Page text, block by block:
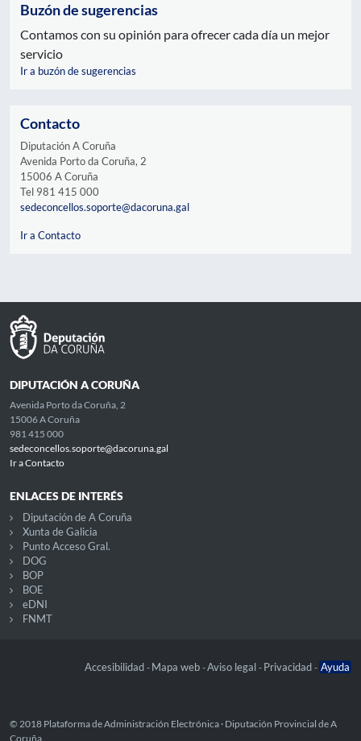
Buzón de sugerencias
Contamos con su opinión para ofrecer cada día un mejor
servicio
Ir a buzón de sugerencias
Contacto
Diputación A Coruña
Avenida Porto da Coruña, 2
15006 A Coruña
Tel 981 415 000
sedeconcellos.soporte@dacoruna.gal
Ir a Contacto
DIPUTACIÓN A CORUÑA
Avenida Porto da Coruña, 2
15006 A Coruña
981 415 000
sedeconcellos.soporte@dacoruna.gal
Ir a Contacto
ENLACES DE INTERÉS
Diputación de A Coruña
Xunta de Galicia
Punto Acceso Gral.
DOG
BOP
BOE
eDNI
FNMT
Accesibilidad - Mapa web -Aviso legal - Privacidad - Ayuda
© 2018 Plataforma de Administración Electrónica · Diputación Provincial de A
Coruña